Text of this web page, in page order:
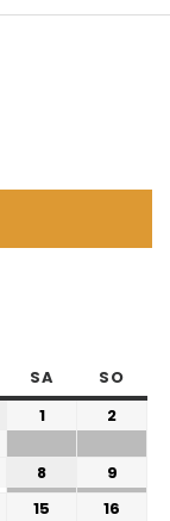
SA SO
1 2
8
9
15
16